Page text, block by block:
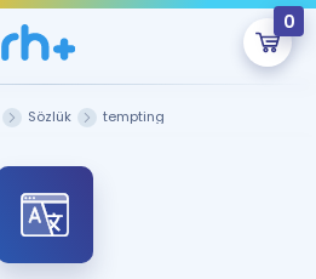
0
Şu An Boş.
hazırlayacak onlarca eğitim seni
bekliyor!
Sözlük tempting